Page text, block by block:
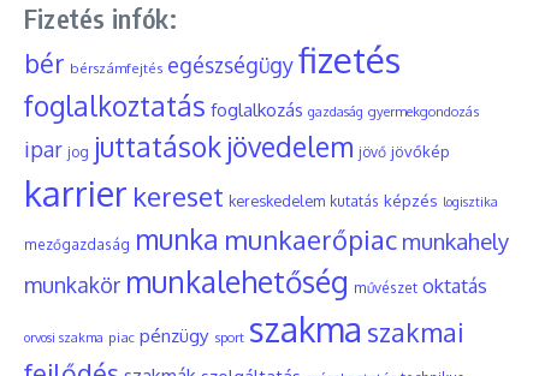
Fizetés infók:
bér bérszámfejtés egészségügyfizetés
foglalkoztatás foglalkozás gazdaság gyermekgondozás
ipar jog juttatások jövedelem jövő jövőkép
karrier kereset kereskedelem kutatás képzés logisztika
mezőgazdaság munka munkaerőpiac munkahely
munkakör munkalehetőség művészet oktatás
orvosi szakma piac pénzügy sport szakma szakmai